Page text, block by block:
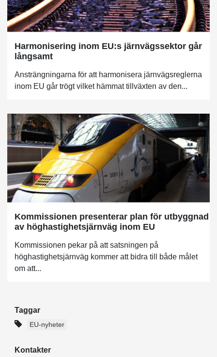
Harmonisering inom EU:s järnvägssektor går
långsamt
Ansträngningarna för att harmonisera järnvägsreglerna
inom EU går trögt vilket hämmat tillväxten av den...
Kommissionen presenterar plan för utbyggnad
av höghastighetsjärnväg inom EU
Kommissionen pekar på att satsningen på
höghastighetsjärnväg kommer att bidra till både målet
om att...
Taggar
EU-nyheter
Kontakter